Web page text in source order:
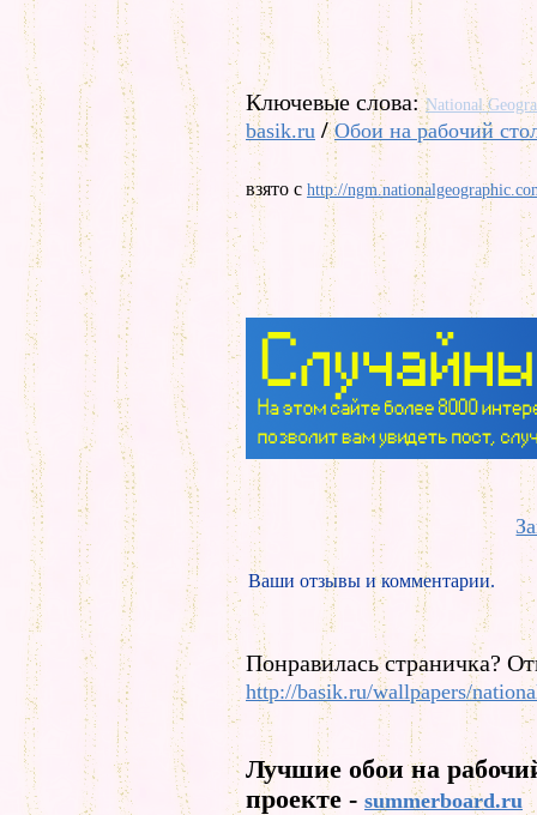
Ключевые слова: National
basik.ru /Обои на рабочий
взято с http://
Ваши отзывы и комментарии.
Понравилась страничка?
http://basik.ru/wallpapers/
Лучшие обои на
проекте - summerboard.ru